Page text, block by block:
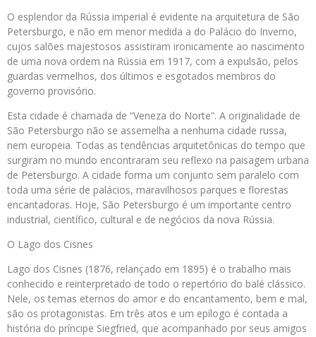
O esplendor da Rússia imperial é evidente na arquitetura de São
Petersburgo, e não em menor medida a do Palácio do Inverno,
cujos salões majestosos assistiram ironicamente ao nascimento
de uma nova ordem na Rússia em 1917, com a expulsão, pelos
guardas vermelhos, dos últimos e esgotados membros do
governo provisório.
Esta cidade é chamada de “Veneza do Norte”. A originalidade de
São Petersburgo não se assemelha a nenhuma cidade russa,
nem europeia. Todas as tendências arquitetônicas do tempo que
surgiram no mundo encontraram seu reflexo na paisagem urbana
de Petersburgo. A cidade forma um conjunto sem paralelo com
toda uma série de palácios, maravilhosos parques e florestas
encantadoras. Hoje, São Petersburgo é um importante centro
industrial, científico, cultural e de negócios da nova Rússia.
O Lago dos Cisnes
Lago dos Cisnes (1876, relançado em 1895) é o trabalho mais
conhecido e reinterpretado de todo o repertório do balé clássico.
Nele, os temas eternos do amor e do encantamento, bem e mal,
são os protagonistas. Em três atos e um epílogo é contada a
história do príncipe Siegfried, que acompanhado por seus amigos